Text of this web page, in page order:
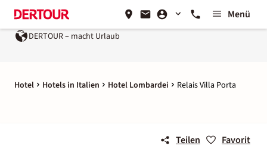
Menü
DERTOUR – macht Urlaub
Hotel Hotels in Italien Hotel Lombardei Relais Villa Porta
Teilen Favorit